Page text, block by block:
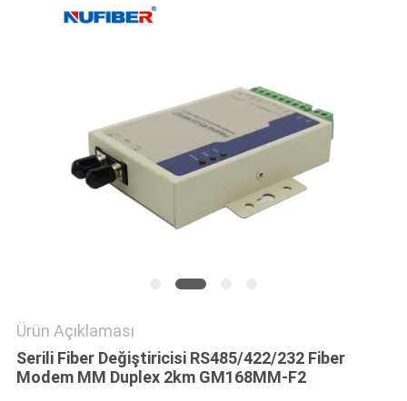
POLITIKASI
Ürün Açıklaması
Serili Fiber Değiştiricisi RS485/422/232 Fiber
Modem MM Duplex 2km GM168MM-F2